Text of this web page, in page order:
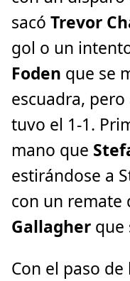
sacó Trevor
gol o un
Foden que se
escuadra, pero
tuvo el 1-1.
mano que
estirándose a
con un remate
Gallagher que
Con el paso